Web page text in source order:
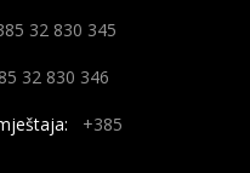
32 830 345
32 830 346
+385